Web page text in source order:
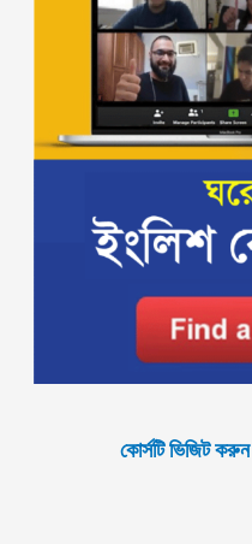
কোর্সটি ভিজিট করুন